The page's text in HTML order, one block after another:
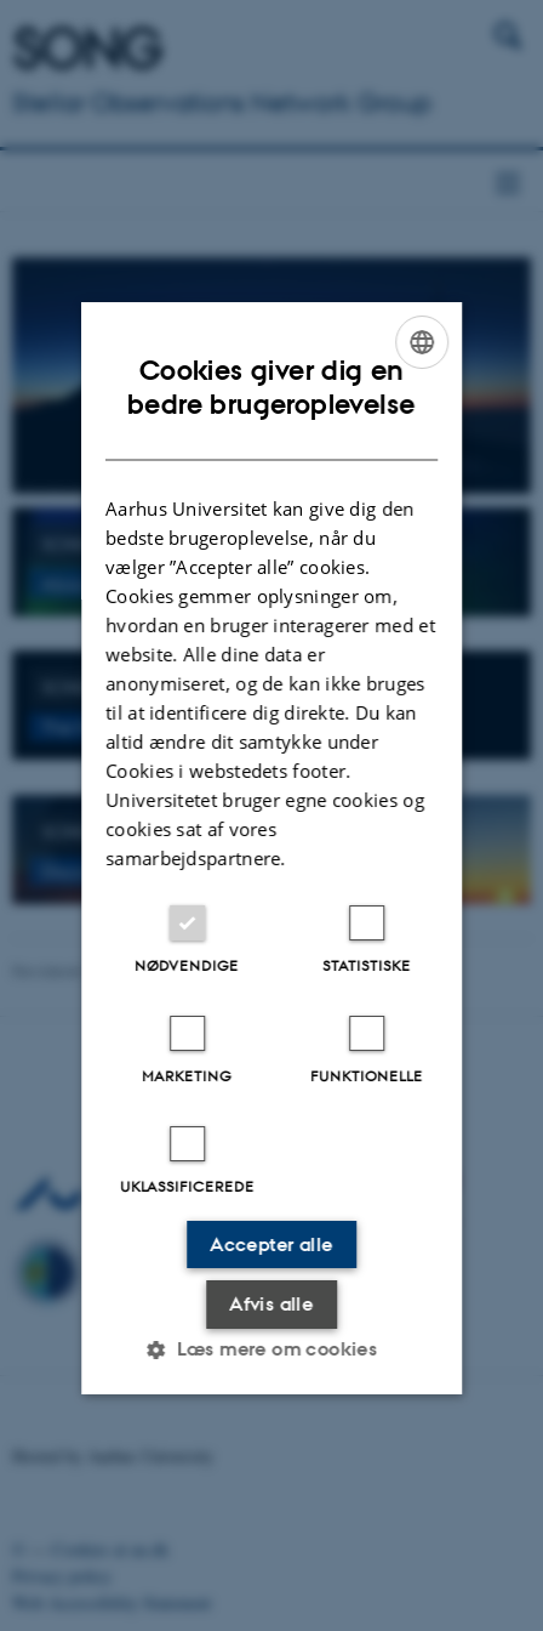
Stellar Observations Network Group
SONG Science
About the SONG science
SONG webcams
The Hertzsprung Telescope
SONG booklet
Discover the world of SONG
Revideret 13.11.2025-Søren Frandsen
ENGLISH
Cookies giver dig en
bedre brugeroplevelse
Aarhus Universitet kan give dig den
bedste brugeroplevelse, når du
vælger ”Accepter alle” cookies.
Cookies gemmer oplysninger om,
hvordan en bruger interagerer med et
website. Alle dine data er
anonymiseret, og de kan ikke bruges
til at identificere dig direkte. Du kan
altid ændre dit samtykke under
Cookies i webstedets footer.
Universitetet bruger egne cookies og
cookies sat af vores
samarbejdspartnere.
NØDVENDIGE STATISTISKE
MARKETING FUNKTIONELLE
UKLASSIFICEREDE
Accepter alle
Afvis alle
Læs mere om cookies